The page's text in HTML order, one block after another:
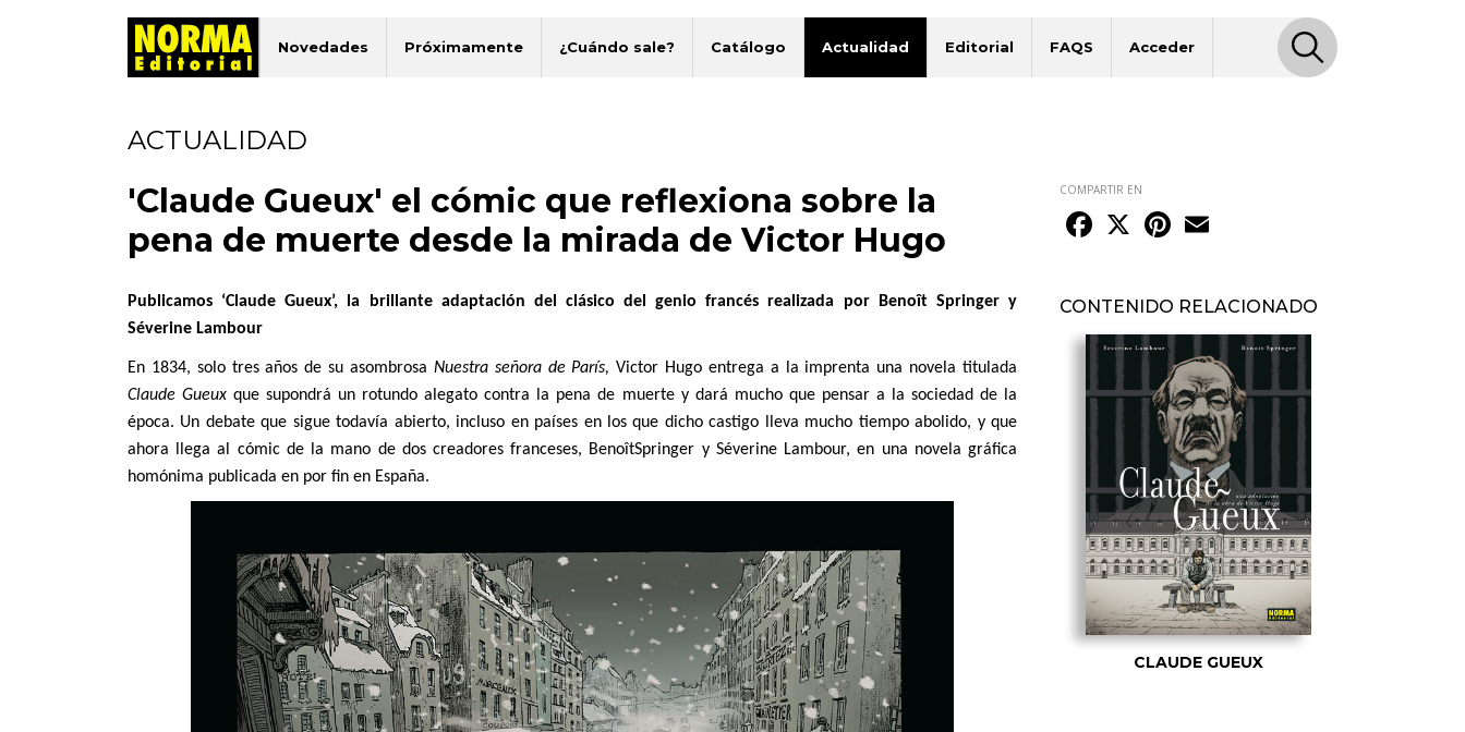
Novedades Próximamente ¿Cuándo sale? Catálogo Actualidad Editorial FAQS Acceder
ACTUALIDAD
'Claude Gueux' el cómic que reflexiona sobre la
pena de muerte desde la mirada de Victor Hugo
Publicamos ‘Claude Gueux’, la brillante adaptación del clásico del genio francés realizada por Benoît Springer y
Séverine Lambour
En 1834, solo tres años de su asombrosa Nuestra señora de París,Victor Hugo entrega a la imprenta una novela titulada
Claude Gueux que supondrá un rotundo alegato contra la pena de muerte y dará mucho que pensar a la sociedad de la
época. Un debate que sigue todavía abierto, incluso en países en los que dicho castigo lleva mucho tiempo abolido, y que
ahora llega al cómic de la mano de dos creadores franceses, BenoîtSpringer y Séverine Lambour, en una novela gráfica
homónima publicada en por fin en España.
COMPARTIR EN
Facebook
X Pinterest
CONTENIDO RELACIONADO
CLAUDE GUEUX